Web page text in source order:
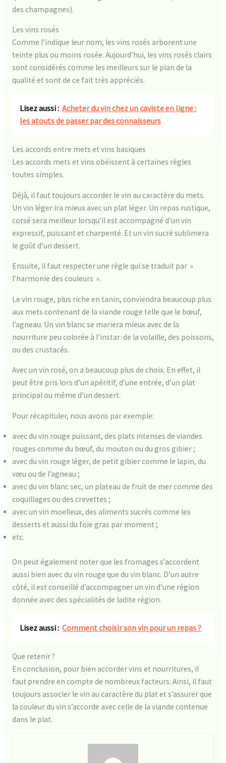
des champagnes).
Les vins rosés
Comme l’indique leur nom, les vins rosés arborent une
teinte plus ou moins rosée. Aujourd’hui, les vins rosés clairs
sont considérés comme les meilleurs sur le plan de la
qualité et sont de ce fait très appréciés.
Lisez aussi : Acheter du vin chez un caviste en ligne :
les atouts de passer par des connaisseurs
Les accords entre mets et vins basiques
Les accords mets et vins obéissent à certaines règles
toutes simples.
Déjà, il faut toujours accorder le vin au caractère du mets.
Un vin léger ira mieux avec un plat léger. Un repas rustique,
corsé sera meilleur lorsqu’il est accompagné d’un vin
expressif, puissant et charpenté. Et un vin sucré sublimera
le goût d’un dessert.
Ensuite, il faut respecter une règle qui se traduit par »
l’harmonie des couleurs ».
Le vin rouge, plus riche en tanin, conviendra beaucoup plus
aux mets contenant de la viande rouge telle que le bœuf,
l’agneau. Un vin blanc se mariera mieux avec de la
nourriture peu colorée à l’instar de la volaille, des poissons,
ou des crustacés.
Avec un vin rosé, on a beaucoup plus de choix. En effet, il
peut être pris lors d’un apéritif, d’une entrée, d’un plat
principal ou même d’un dessert.
Pour récapituler, nous avons par exemple:
avec du vin rouge puissant, des plats intenses de viandes
rouges comme du bœuf, du mouton ou du gros gibier ;
avec du vin rouge léger, de petit gibier comme le lapin, du
vœu ou de l’agneau ;
avec du vin blanc sec, un plateau de fruit de mer comme des
coquillages ou des crevettes ;
avec un vin moelleux, des aliments sucrés comme les
desserts et aussi du foie gras par moment ;
etc.
On peut également noter que les fromages s’accordent
aussi bien avec du vin rouge que du vin blanc. D’un autre
côté, il est conseillé d’accompagner un vin d’une région
donnée avec des spécialités de ladite région.
Lisez aussi : Comment choisir son vin pour un repas ?
Que retenir ?
En conclusion, pour bien accorder vins et nourritures, il
faut prendre en compte de nombreux facteurs. Ainsi, il faut
toujours associer le vin au caractère du plat et s’assurer que
la couleur du vin s’accorde avec celle de la viande contenue
dans le plat.